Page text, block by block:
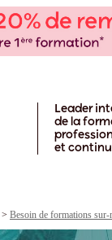
Leader
de la
et
> Besoin de formations sur-